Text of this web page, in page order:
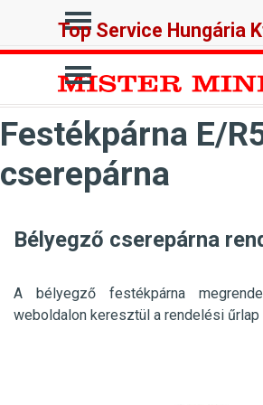
Ugrás a menüre
Top Service Hungária
Ugrás a menüre
Festékpárna E/
cserepárna
Bélyegző cserepárna
A bélyegző festékpárna
weboldalon keresztül a rendelési